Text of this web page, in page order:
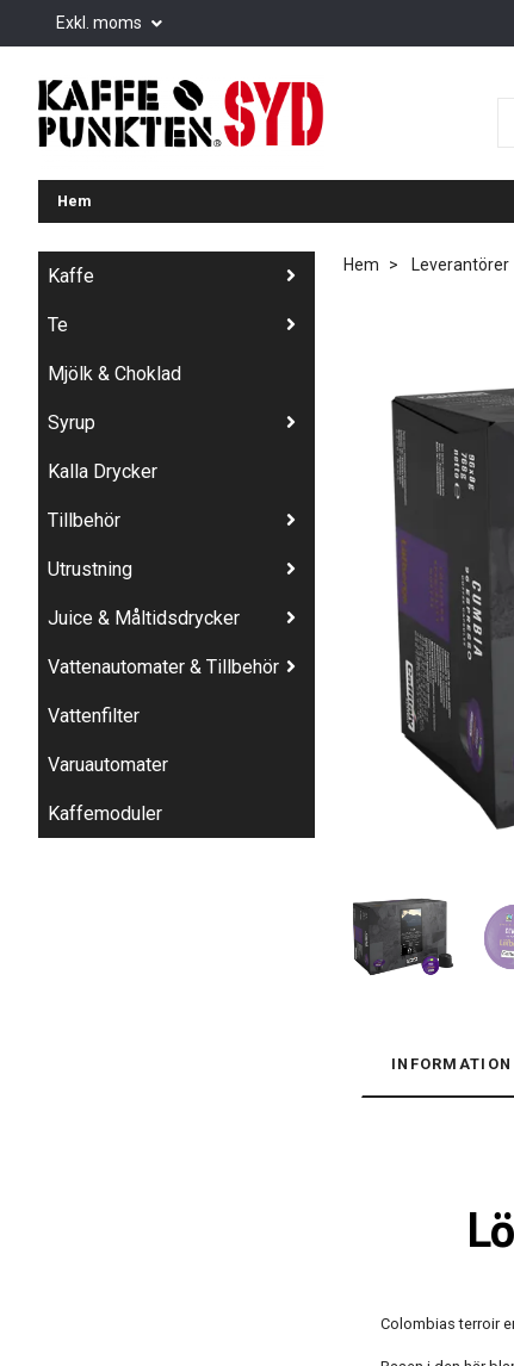
Exkl. moms
Hem
Kaffe
Te
Mjölk & Choklad
Syrup
Kalla Drycker
Tillbehör
Utrustning
Juice & Måltidsdrycker
Vattenautomater & Tillbehör
Vattenfilter
Varuautomater
Kaffemoduler
Hem Leverantörer
INFORMATION
Colombias terroir